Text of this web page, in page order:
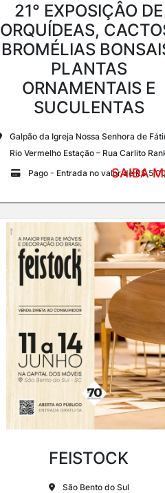
21° EXPOSIÇÂO DE
ORQUÍDEAS,
BROMÉLIAS
PLANTAS
ORNAMENTAIS E
SUCULENTAS
Galpão da Igreja Nossa Senhora de
Rio Vermelho Estação – Rua Carlito
Pago - Entrada no valor de R$
SAIBA
FEISTOCK
São Bento do Sul